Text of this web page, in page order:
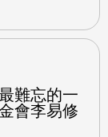
難忘的一
會李易修